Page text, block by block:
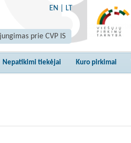
EN LT
prie CVP IS
Nepatikimi tiekėjai Kuro pirkimai